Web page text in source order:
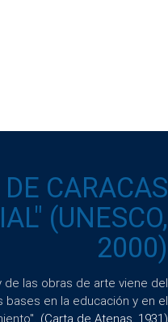
CARACAS
(UNESCO,
2000)
las obras de arte viene del
en la educación y en el
(Carta de Atenas, 1931)